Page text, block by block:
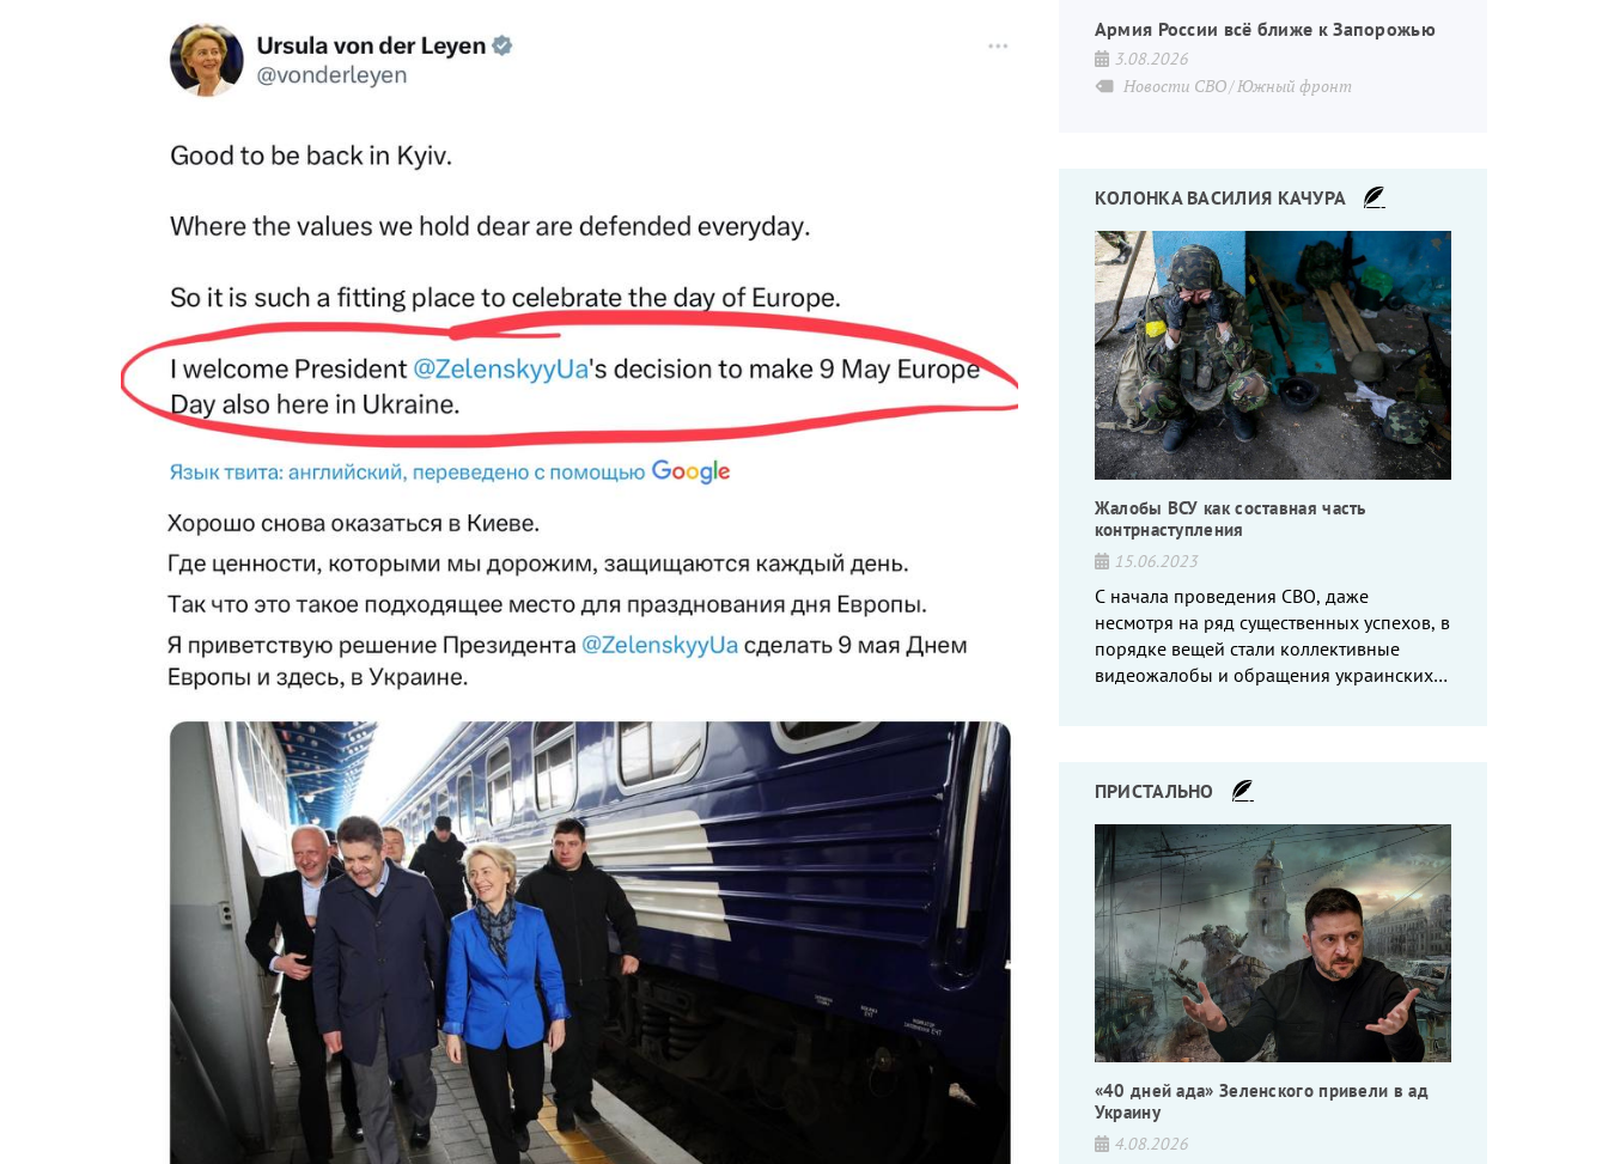
Армия России всё ближе к Запорожью
3.08.2026
Новости СВО Южный фронт
КОЛОНКА ВАСИЛИЯ КАЧУРА
Жалобы ВСУ как составная часть
контрнаступления
15.06.2023
С начала проведения СВО, даже
несмотря на ряд существенных успехов, в
порядке вещей стали коллективные
видеожалобы и обращения украинских
ПРИСТАЛЬНО
«40 дней ада» Зеленского привели в ад
Украину
4.08.2026